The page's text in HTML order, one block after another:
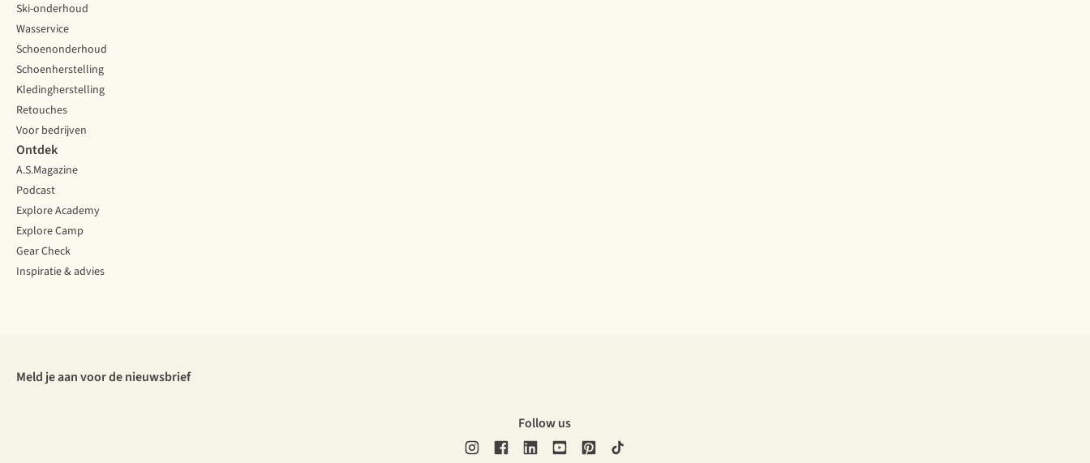
Ski-onderhoud
Wasservice
Schoenonderhoud
Schoenherstelling
Kledingherstelling
Retouches
Voor bedrijven
Ontdek
A.S.Magazine
Podcast
Explore Academy
Explore Camp
Gear Check
Inspiratie & advies
Meld je aan voor de nieuwsbrief
Follow us